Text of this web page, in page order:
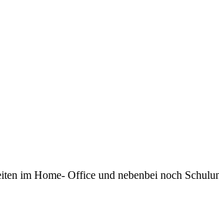
im Home- Office und nebenbei noch